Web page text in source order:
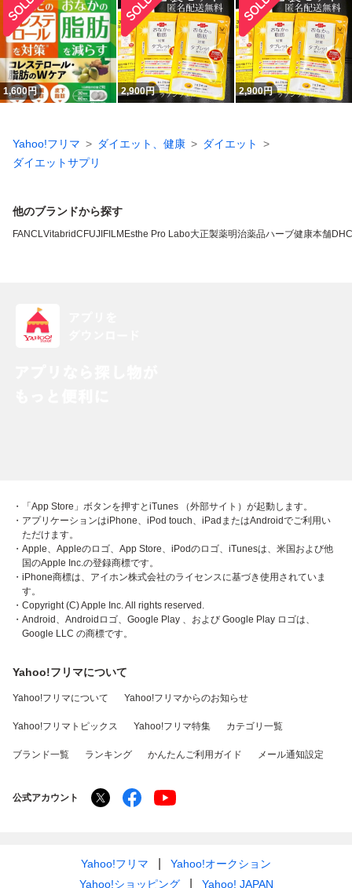
1,600円 2,900円 2,900円
Yahoo!フリマ ダイエット、健康
ダイエット
ダイエットサプリ
他のブランドから探す
FANCLVitabridC FUJIFILM Esthe Pro Labo大正製薬明治薬品ハーブ健康本舗DHC
・「App Store」ボタンを押すとiTunes （外部サイト）が起動します。
・アプリケーションはiPhone、iPod touch、iPadまたはAndroidでご利用い
ただけます。
・Apple、Appleのロゴ、App Store、iPodのロゴ、iTunesは、米国および他
国のApple Inc.の登録商標です。
・iPhone商標は、アイホン株式会社のライセンスに基づき使用されていま
す。
・Copyright (C) Apple Inc. All rights reserved.
・Android、Androidロゴ、Google Play 、および Google Play ロゴは、
Google LLC の商標です。
Yahoo!フリマについて
Yahoo!フリマについて Yahoo!フリマからのお知らせ
Yahoo!フリマトピックス Yahoo!フリマ特集 カテゴリ一覧
ブランド一覧 ランキング かんたんご利用ガイド メール通知設定
公式アカウント
Yahoo!フリマ
Yahoo!オークション
Yahoo!ショッピング
Yahoo! JAPAN